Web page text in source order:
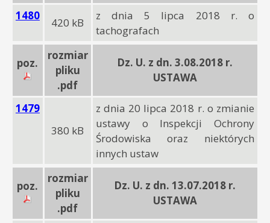
1480
420 kB
z dnia 5 lipca 2018 r. o
tachografach
poz.
rozmiar
pliku
.pdf
Dz. U. z dn. 3.08.2018 r.
USTAWA
1479
380 kB
z dnia 20 lipca 2018 r. o zmianie
ustawy o Inspekcji Ochrony
Środowiska oraz niektórych
innych ustaw
poz.
rozmiar
pliku
.pdf
Dz. U. z dn. 13.07.2018 r.
USTAWA